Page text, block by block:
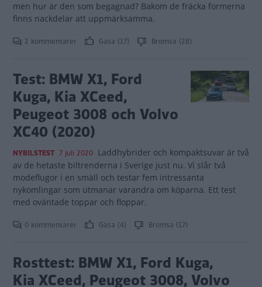
men hur är den som begagnad? Bakom de fräcka formerna
finns nackdelar att uppmärksamma.
2 kommentarer Gasa (17) Bromsa (28)
Test: BMW X1, Ford
Kuga, Kia XCeed,
Peugeot 3008 och Volvo
XC40 (2020)
NYBILSTEST 7 juli 2020 Laddhybrider och kompaktsuvar är två
av de hetaste biltrenderna i Sverige just nu. Vi slår två
modeflugor i en smäll och testar fem intressanta
nykomlingar som utmanar varandra om köparna. Ett test
med oväntade toppar och floppar.
0 kommentarer Gasa (4) Bromsa (17)
Rosttest: BMW X1, Ford Kuga,
Kia XCeed, Peugeot 3008, Volvo